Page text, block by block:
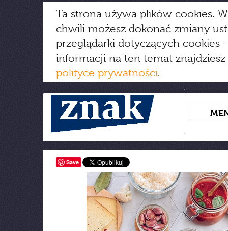
Ta strona używa plików cookies.
chwili możesz dokonać zmiany
przeglądarki dotyczących cookies
informacji na ten temat
polityce prywatności.
Save